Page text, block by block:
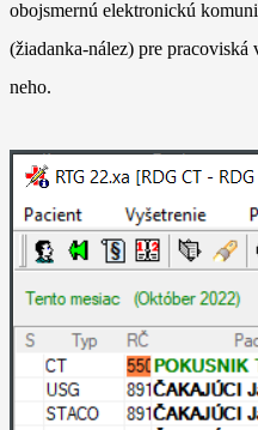
obojsmernú elektronickú
(žiadanka-nález) pre
neho.